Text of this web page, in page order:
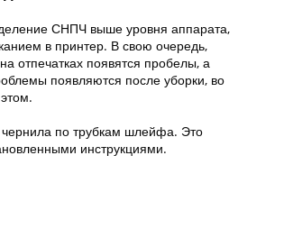
СНПЧ выше уровня аппарата,
в принтер. В свою очередь,
отпечатках появятся пробелы, а
появляются после уборки, во
по трубкам шлейфа. Это
инструкциями.